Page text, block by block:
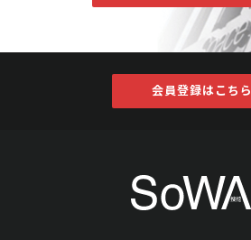
会員登録はこちら